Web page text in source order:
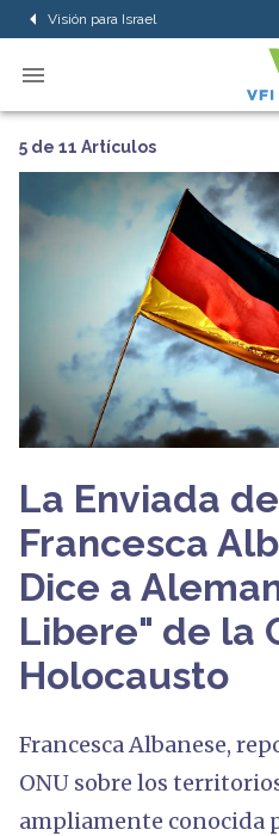
Visión para Israel
5 de 11 Artículos
La Enviada
Francesca
Dice a
Libere" de la
Holocausto
Francesca Albanese,
ONU sobre los
ampliamente conocida